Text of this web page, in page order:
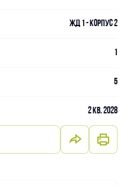
ЖД 1 - Корпус 2
1
5
2 кв. 2028